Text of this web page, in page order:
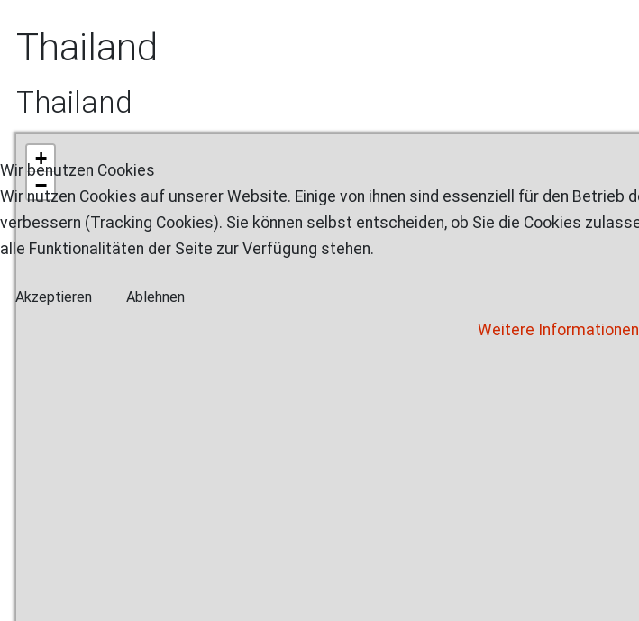
Thailand
Thailand
+
−
Wir benutzen Cookies
Wir nutzen Cookies auf unserer Website. Einige von ihnen sind essenziell für den
verbessern (Tracking Cookies). Sie können selbst entscheiden, ob Sie die Cookies
alle Funktionalitäten der Seite zur Verfügung stehen.
Akzeptieren Ablehnen
Weitere Informationen